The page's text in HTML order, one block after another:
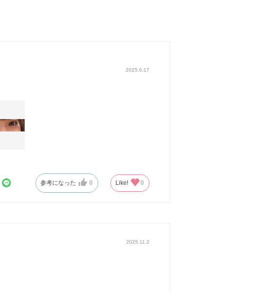
2025.6.17
参考になった 0 Like! 0
2025.11.2